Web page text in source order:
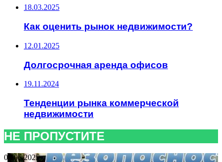
18.03.2025
Как оценить рынок недвижимости?
12.01.2025
Долгосрочная аренда офисов
19.11.2024
Тенденции рынка коммерческой
недвижимости
НЕ ПРОПУСТИТЕ
04.06.2025